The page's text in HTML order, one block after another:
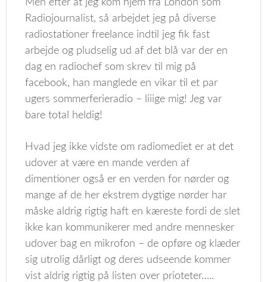
Men efter at jeg kom hjem fra London som
Radiojournalist, så arbejdet jeg på diverse
radiostationer freelance indtil jeg fik fast
arbejde og pludselig ud af det blå var der en
dag en radiochef som skrev til mig på
facebook, han manglede en vikar til et par
ugers sommerferieradio – liiige mig! Jeg var
bare total heldig!
Hvad jeg ikke vidste om radiomediet er at det
udover at være en mande verden af
dimentioner også er en verden for nørder og
mange af de her ekstrem dygtige nørder har
måske aldrig rigtig haft en kæreste fordi de slet
ikke kan kommunikerer med andre mennesker
udover bag en mikrofon – de opføre og klæder
sig utrolig dårligt og deres udseende kommer
vist aldrig rigtig på listen over prioteter…..